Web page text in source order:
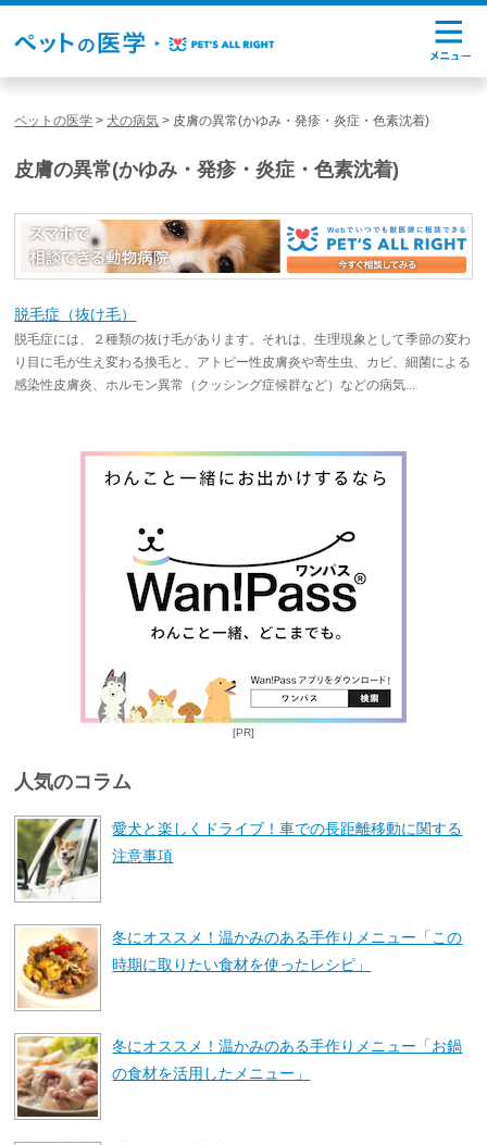
ペットの医学 >犬の病気 > 皮膚の異常(かゆみ・発疹・炎症・色素沈着)
皮膚の異常(かゆみ・発疹・炎症・色素沈着)
脱毛症（抜け毛）
脱毛症には、２種類の抜け毛があります。それは、生理現象として季節の変わ
り目に毛が生え変わる換毛と、アトピー性皮膚炎や寄生虫、カビ、細菌による
感染性皮膚炎、ホルモン異常（クッシング症候群など）などの病気...
[PR]
人気のコラム
愛犬と楽しくドライブ！車での長距離移動に関する
注意事項
冬にオススメ！温かみのある手作りメニュー「この
時期に取りたい食材を使ったレシピ」
冬にオススメ！温かみのある手作りメニュー「お鍋
の食材を活用したメニュー」